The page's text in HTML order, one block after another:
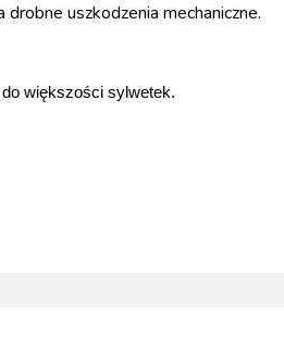
uszkodzenia mechaniczne.
większości sylwetek.